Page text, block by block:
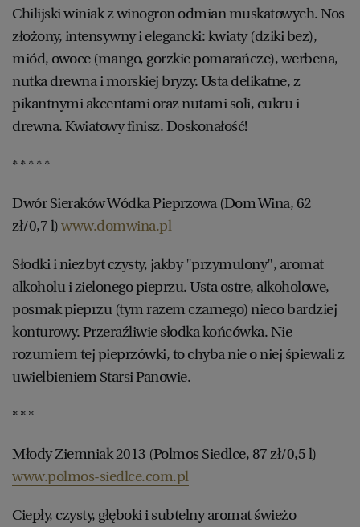
Chilijski winiak z winogron odmian muskatowych. Nos
złożony, intensywny i elegancki: kwiaty (dziki bez),
miód, owoce (mango, gorzkie pomarańcze), werbena,
nutka drewna i morskiej bryzy. Usta delikatne, z
pikantnymi akcentami oraz nutami soli, cukru i
drewna. Kwiatowy finisz. Doskonałość!
* * * * *
Dwór Sieraków Wódka Pieprzowa (Dom Wina, 62
zł/0,7 l)www.domwina.pl
Słodki i niezbyt czysty, jakby "przymulony", aromat
alkoholu i zielonego pieprzu. Usta ostre, alkoholowe,
posmak pieprzu (tym razem czarnego) nieco bardziej
konturowy. Przeraźliwie słodka końcówka. Nie
rozumiem tej pieprzówki, to chyba nie o niej śpiewali z
uwielbieniem Starsi Panowie.
* * *
Młody Ziemniak 2013 (Polmos Siedlce, 87 zł/0,5 l)
www.polmos-siedlce.com.pl
Ciepły, czysty, głęboki i subtelny aromat świeżo